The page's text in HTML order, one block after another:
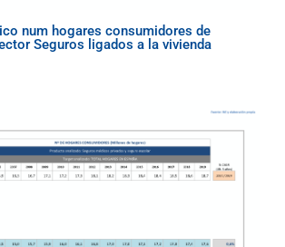
num hogares consumidores de
Seguros ligados a la vivienda